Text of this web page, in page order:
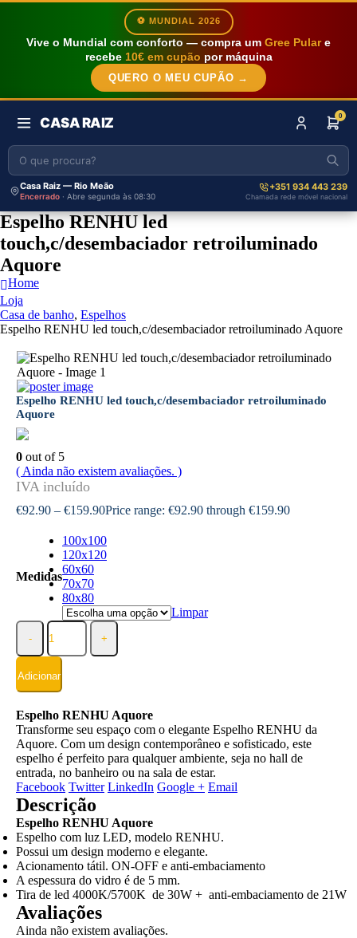
⚽ MUNDIAL 2026
Vive o Mundial com conforto — compra um Gree Pulare
recebe 10€ em cupão por máquina
QUERO O MEU CUPÃO →
CASA RAIZ 0
Casa Raiz — Rio Meão
Encerrado · Abre segunda às 08:30
+351 934 443 239
Chamada rede móvel nacional
Espelho RENHU led
touch,c/desembaciador retroiluminado
Aquore
Home
Loja
Casa de banho, Espelhos
Espelho RENHU led touch,c/desembaciador retroiluminado Aquore
Espelho RENHU led touch,c/desembaciador retroiluminado
Aquore
0 out of 5
( Ainda não existem avaliações. )
€92.90 – €159.90Price range: €92.90 through €159.90
Medidas
100x100
120x120
60x60
70x70
80x80
Limpar
- +
Adicionar
Espelho RENHU Aquore
Transforme seu espaço com o elegante Espelho RENHU da
Aquore. Com um design contemporâneo e sofisticado, este
espelho é perfeito para qualquer ambiente, seja no hall de
entrada, no banheiro ou na sala de estar.
Facebook Twitter LinkedIn Google + Email
Descrição
Espelho RENHU Aquore
Espelho com luz LED, modelo RENHU.
Possui um design moderno e elegante.
Acionamento tátil. ON-OFF e anti-embaciamento
A espessura do vidro é de 5 mm.
Tira de led 4000K/5700K de 30W + anti-embaciamento de 21W
Avaliações
Ainda não existem avaliações.